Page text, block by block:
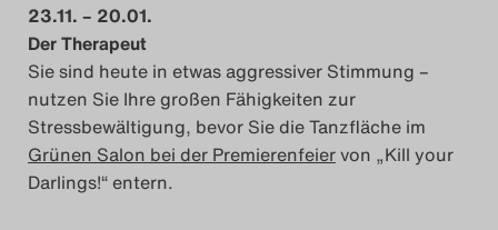
23.11. – 20.01.
Der Therapeut
Sie sind heute in etwas aggressiver Stimmung –
nutzen Sie Ihre großen Fähigkeiten zur
Stressbewältigung, bevor Sie die Tanzfläche im
Grünen Salon bei der Premierenfeiervon „Kill your
Darlings!“ entern.